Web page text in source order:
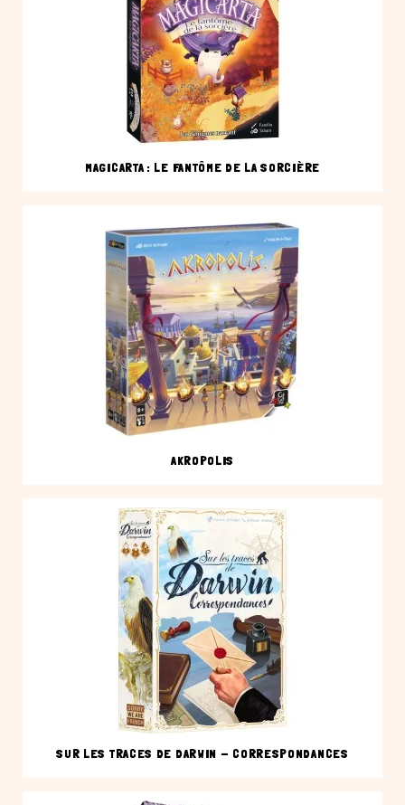
MAGICARTA : LE FANTÔME DE LA SORCIÈRE
AKROPOLIS
SUR LES TRACES DE DARWIN - CORRESPONDANCES